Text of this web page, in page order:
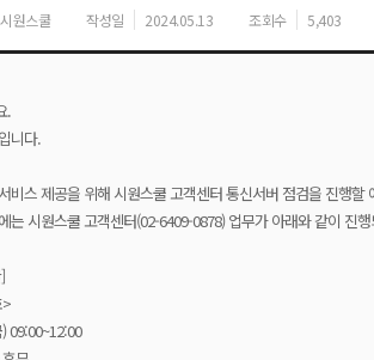
시원스쿨 작성일 2024.05.13 조회수 5,403
.
니다.
비스 제공을 위해 시원스쿨 고객센터 통신서버 점검을 진행할
는 시원스쿨 고객센터(02-6409-0878) 업무가 아래와 같이 진
09:00~12:00